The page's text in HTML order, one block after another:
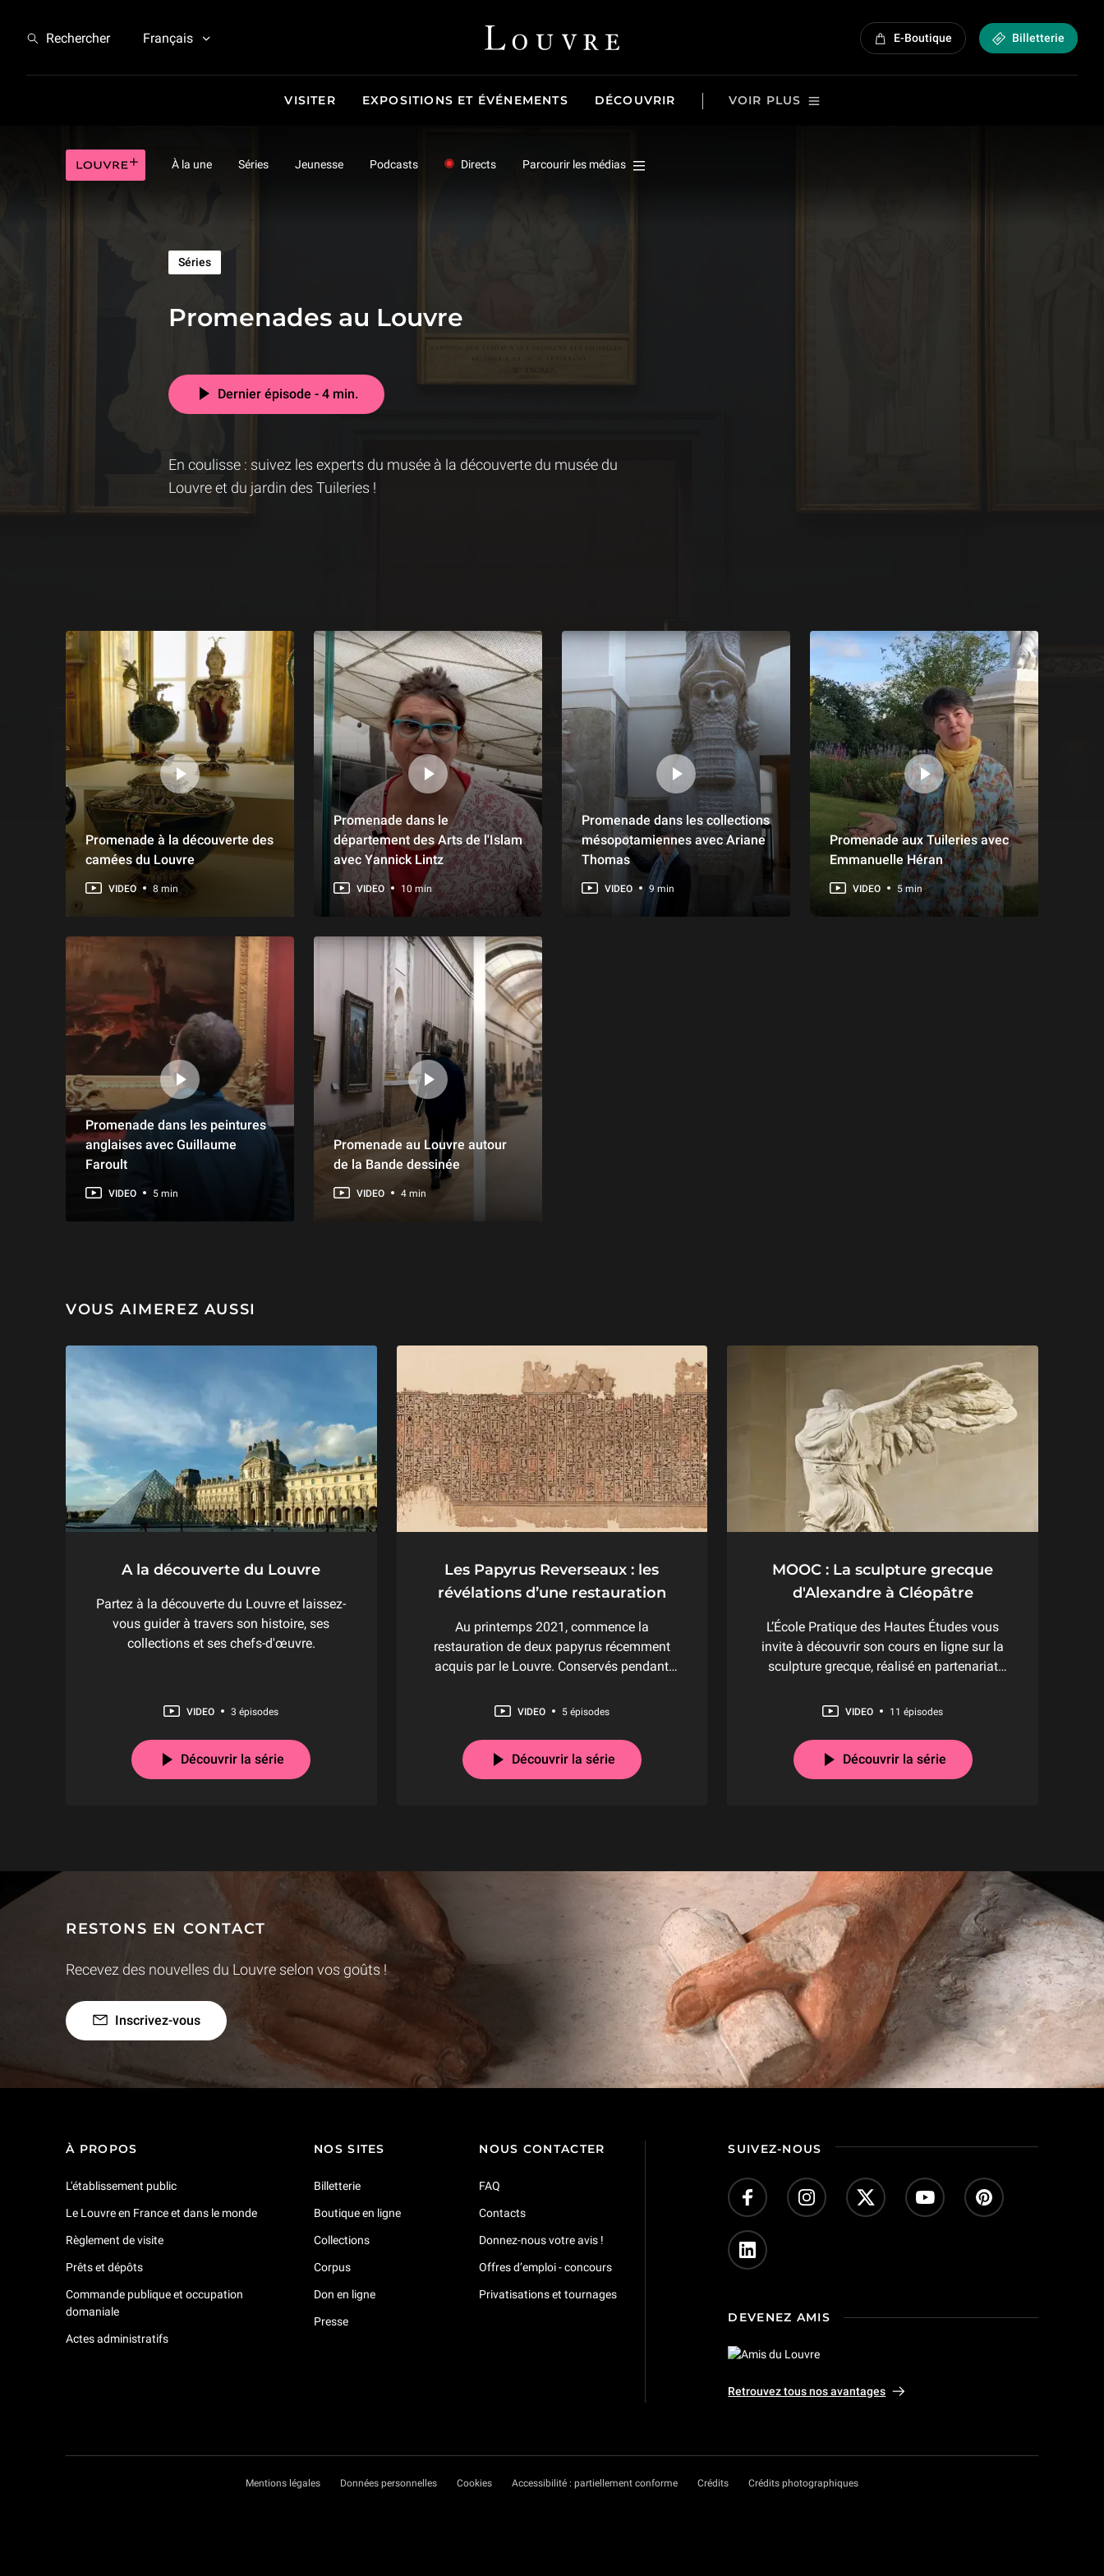
Rechercher Français Louvre - Retour à l'accueil E-Boutique Billetterie
VISITER EXPOSITIONS ET ÉVÉNEMENTS DÉCOUVRIR VOIR PLUS
À la une Séries Jeunesse Podcasts Directs Parcourir les médias
Promenades au LouvrePromenades au Louvre | Promenades au Louvre -
Séries
Dernier épisode - 4 min.
En coulisse : suivez les experts du musée à la découverte du musée du
Louvre et du jardin des Tuileries !
Les épisodes
Promenade à la découverte des
camées du Louvre
VIDEO 8 min
Promenade dans le
département des Arts de l'Islam
avec Yannick Lintz
VIDEO 10 min
Promenade dans les collections
mésopotamiennes avec Ariane
Thomas
VIDEO 9 min
Promenade aux Tuileries avec
Emmanuelle Héran
VIDEO 5 min
Promenade dans les peintures
anglaises avec Guillaume
Faroult
VIDEO 5 min
Promenade au Louvre autour
de la Bande dessinée
VIDEO 4 min
VOUS AIMEREZ AUSSI
A la découverte du Louvre
Partez à la découverte du Louvre et laissez-
vous guider à travers son histoire, ses
collections et ses chefs-d'œuvre.
VIDEO 3 épisodes
Découvrir la série
Les Papyrus Reverseaux : les
révélations d’une restauration
Au printemps 2021, commence la
restauration de deux papyrus récemment
acquis par le Louvre. Conservés pendant
particulière, ils n’avaient jamais été recensés
cette restauration en compagnie de
Christophe Barbotin,
VIDEO 5 épisodes
Découvrir la série
MOOC : La sculpture grecque
d'Alexandre à Cléopâtre
L’École Pratique des Hautes Études vous
invite à découvrir son cours en ligne sur la
sculpture grecque, réalisé en partenariat
le Musée du Louvre, sous la direction de
d’acquérir les connaissances indispensables
à toute
VIDEO 11 épisodes
Découvrir la série
RESTONS EN CONTACT
Recevez des nouvelles du Louvre selon vos goûts !
Inscrivez-vous
À PROPOS
L'établissement public
Le Louvre en France et dans le monde
Règlement de visite
Prêts et dépôts
Commande publique et occupation
domaniale
Actes administratifs
NOS SITES
Billetterie
Boutique en ligne
Collections
Corpus
Don en ligne
Presse
NOUS CONTACTER
FAQ
Contacts
Donnez-nous votre avis !
Offres d’emploi - concours
Privatisations et tournages
SUIVEZ-NOUS
DEVENEZ AMIS
Retrouvez tous nos avantages
Mentions légales Données personnelles Cookies Accessibilité : partiellement conforme Crédits Crédits photographiques